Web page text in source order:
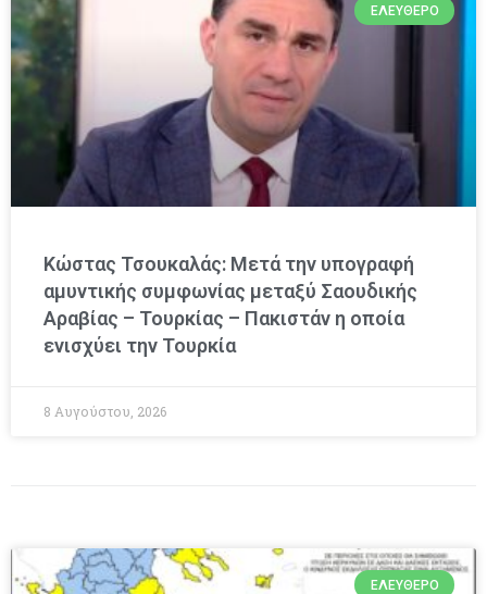
ΕΛΕΎΘΕΡΟ
Κώστας Τσουκαλάς: Μετά την υπογραφή
αμυντικής συμφωνίας μεταξύ Σαουδικής
Αραβίας – Τουρκίας – Πακιστάν η οποία
ενισχύει την Τουρκία
8 Αυγούστου, 2026
ΕΛΕΎΘΕΡΟ